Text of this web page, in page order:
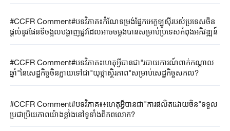
#CCFR Comment#បទវិភាគ៖កំណែទម្រង់ផ្នែកអេកូឡូស៊ីរបស់ប្រទេសចិន
ផ្តល់នូវផែនទីចង្អុលបង្ហាញផ្លូវដែលអាចចម្លងបានសម្រាប់ប្រទេសកំពុងអភិវឌ្ឍន៍
#CCFR Comment#បទវិភាគ៖ហេតុអ្វីបានជា"របាយការណ៍ពាក់កណ្តាល
ឆ្នាំ"នៃសេដ្ឋកិច្ចចិនក្លាយទៅជា"យុថ្កាស្ថិរភាព"សម្រាប់សេដ្ឋកិច្ចសកល?
#CCFR Comment#បទវិភាគ៖៖ហេតុអ្វីបានជា"ការផលិតដោយចិន"ទទួល
ប្រជាប្រិយភាពយ៉ាងខ្លាំងនៅទូទាំងពិភពលោក?